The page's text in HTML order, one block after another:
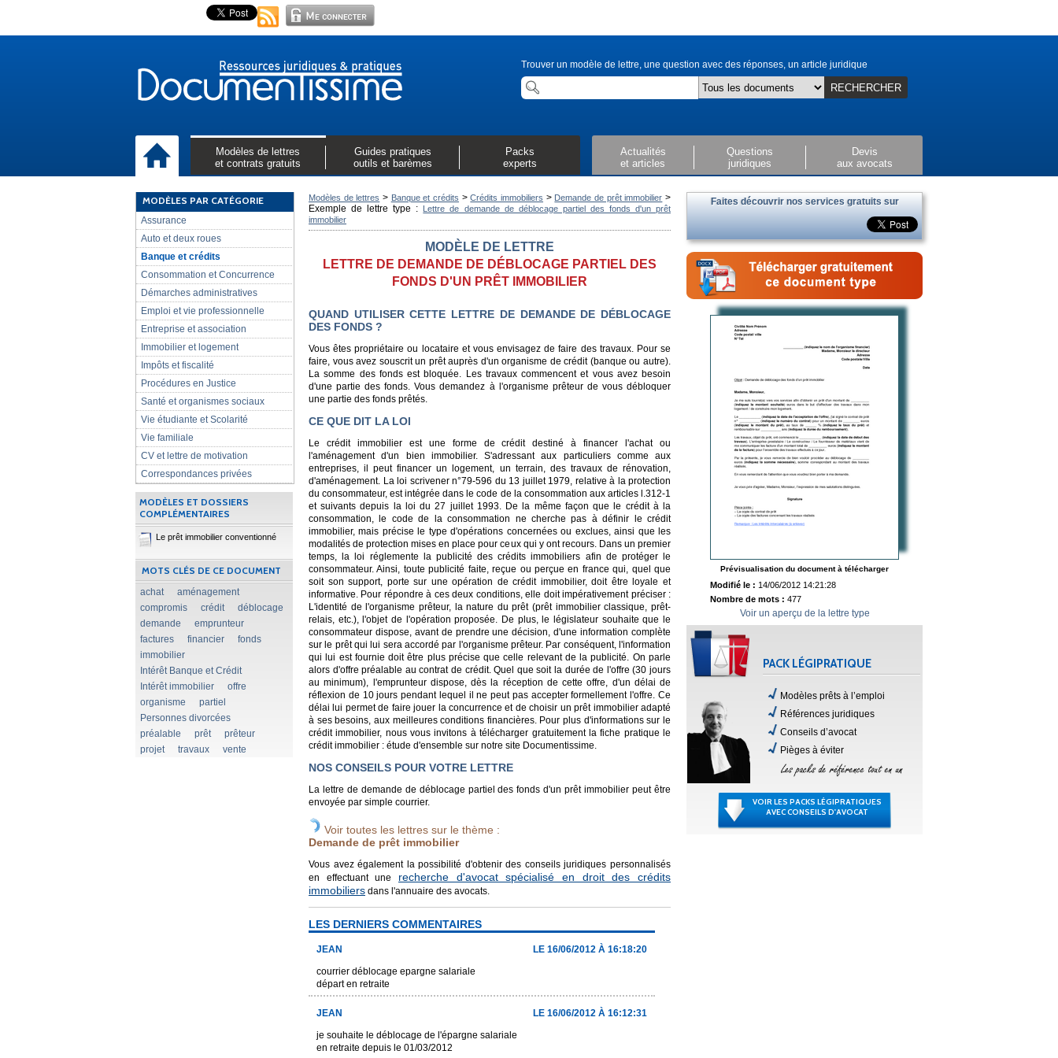
Trouver un modèle de lettre, une question avec des réponses, un article juridique
RECHERCHER
Modèles de lettres
et contrats gratuits
Guides pratiques
outils et barèmes
Packs
experts
Actualités
et articles
Questions
juridiques
Devis
aux avocats
MODÈLES PAR CATÉGORIE
Assurance
Auto et deux roues
Banque et crédits
Consommation et Concurrence
Démarches administratives
Emploi et vie professionnelle
Entreprise et association
Immobilier et logement
Impôts et fiscalité
Procédures en Justice
Santé et organismes sociaux
Vie étudiante et Scolarité
Vie familiale
CV et lettre de motivation
Correspondances privées
MODÈLES ET DOSSIERS
COMPLÉMENTAIRES
Le prêt immobilier conventionné
MOTS CLÉS DE CE DOCUMENT
achat
aménagement
compromis
crédit
déblocage
demande
emprunteur
factures
financier
fonds
immobilier
Intérêt Banque et Crédit
Intérêt immobilier
offre
organisme
partiel
Personnes divorcées
préalable
prêt
prêteur
projet
travaux vente
Modèles de lettres > Banque et crédits >Crédits immobiliers > Demande de prêt immobilier >
Exemple de lettre type : Lettre de demande de déblocage partiel des fonds d'un prêt
immobilier
MODÈLE DE LETTRE
LETTRE DE DEMANDE DE DÉBLOCAGE PARTIEL DES
FONDS D'UN PRÊT IMMOBILIER
QUAND UTILISER CETTE LETTRE DE DEMANDE DE DÉBLOCAGE
DES FONDS ?
Vous êtes propriétaire ou locataire et vous envisagez de faire des travaux. Pour se
faire, vous avez souscrit un prêt auprès d'un organisme de crédit (banque ou autre).
La somme des fonds est bloquée. Les travaux commencent et vous avez besoin
d'une partie des fonds. Vous demandez à l'organisme prêteur de vous débloquer
une partie des fonds prêtés.
CE QUE DIT LA LOI
Le crédit immobilier est une forme de crédit destiné à financer l'achat ou
l'aménagement d'un bien immobilier. S'adressant aux particuliers comme aux
entreprises, il peut financer un logement, un terrain, des travaux de rénovation,
d'aménagement. La loi scrivener n°79-596 du 13 juillet 1979, relative à la protection
du consommateur, est intégrée dans le code de la consommation aux articles l.312-1
et suivants depuis la loi du 27 juillet 1993. De la même façon que le crédit à la
consommation, le code de la consommation ne cherche pas à définir le crédit
immobilier, mais précise le type d'opérations concernées ou exclues, ainsi que les
modalités de protection mises en place pour ceux qui y ont recours. Dans un premier
temps, la loi réglemente la publicité des crédits immobiliers afin de protéger le
consommateur. Ainsi, toute publicité faite, reçue ou perçue en france qui, quel que
soit son support, porte sur une opération de crédit immobilier, doit être loyale et
informative. Pour répondre à ces deux conditions, elle doit impérativement préciser :
L'identité de l'organisme prêteur, la nature du prêt (prêt immobilier classique, prêt-
relais, etc.), l'objet de l'opération proposée. De plus, le législateur souhaite que le
consommateur dispose, avant de prendre une décision, d'une information complète
sur le prêt qui lui sera accordé par l'organisme prêteur. Par conséquent, l'information
qui lui est fournie doit être plus précise que celle relevant de la publicité. On parle
alors d'offre préalable au contrat de crédit. Quel que soit la durée de l'offre (30 jours
au minimum), l'emprunteur dispose, dès la réception de cette offre, d'un délai de
réflexion de 10 jours pendant lequel il ne peut pas accepter formellement l'offre. Ce
délai lui permet de faire jouer la concurrence et de choisir un prêt immobilier adapté
à ses besoins, aux meilleures conditions financières. Pour plus d'informations sur le
crédit immobilier, nous vous invitons à télécharger gratuitement la fiche pratique le
crédit immobilier : étude d'ensemble sur notre site Documentissime.
NOS CONSEILS POUR VOTRE LETTRE
La lettre de demande de déblocage partiel des fonds d'un prêt immobilier peut être
envoyée par simple courrier.
Voir toutes les lettres sur le thème :
Demande de prêt immobilier
Vous avez également la possibilité d'obtenir des conseils juridiques personnalisés
en effectuant une recherche d'avocat spécialisé en droit des crédits
immobiliers dans l'annuaire des avocats.
LES DERNIERS COMMENTAIRES
JEAN
LE 16/06/2012 À 16:18:20
courrier déblocage epargne salariale
départ en retraite
JEAN
LE 16/06/2012 À 16:12:31
je souhaite le déblocage de l'épargne salariale
en retraite depuis le 01/03/2012
Faites découvrir nos services gratuits sur
Prévisualisation du document à télécharger
Modifié le : 14/06/2012 14:21:28
Nombre de mots : 477
Voir un aperçu de la lettre type
PACK LÉGIPRATIQUE
Modèles prêts à l’emploi
Références juridiques
Conseils d’avocat
Pièges à éviter
VOIR LES PACKS LÉGIPRATIQUES
AVEC CONSEILS D'AVOCAT